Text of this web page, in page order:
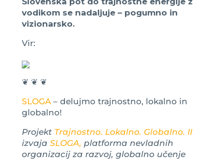
vodikom se nadaljuje – pogumno in
vizionarsko.
Vir:
❦ ❦ ❦
SLOGA– delujmo trajnostno, lokalno in
globalno!
Projekt Trajnostno. Lokalno. Globalno. II
izvaja SLOGA, platforma nevladnih
organizacij za razvoj, globalno učenje